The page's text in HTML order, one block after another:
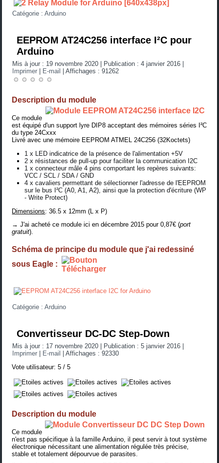
Catégorie :Arduino
EEPROM AT24C256 interface I²C pour
Arduino
Mis à jour : 19 novembre 2020 Publication : 4 janvier 2016
Imprimer
E-mail |Affichages : 91262
Description du module
Ce module
est équipé d'un support lyre DIP8 acceptant des mémoires séries I²C
du type 24Cxxx
Livré avec une mémoire EEPROM ATMEL 24C256 (32Koctets)
1 x LED indicatrice de la présence de l'alimentation +5V
2 x résistances de pull-up pour faciliter la communication I2C
1 x connecteur mâle 4 pins comportant les repères suivants:
VCC / SCL / SDA / GND
4 x cavaliers permettant de sélectionner l'adresse de l'EEPROM
sur le bus I²C (A0, A1, A2), ainsi que la protection d'écriture (WP
- Write Protect)
Dimensions: 36.5 x 12mm (L x P)
→ J'ai acheté ce moduleici en décembre 2015 pour 0,87€ (port
gratuit).
Schéma de principe du module que j'ai redessiné
sous Eagle :
Catégorie :Arduino
Convertisseur DC-DC Step-Down
Mis à jour : 17 novembre 2020 Publication : 5 janvier 2016
Imprimer
E-mail |Affichages : 92330
Vote utilisateur:5 /5
Description du module
Ce module
n'est pas spécifique à la famille Arduino, il peut servir à tout système
électronique nécessitant une alimentation régulée très précise,
stable et totalement dépourvue de parasites.